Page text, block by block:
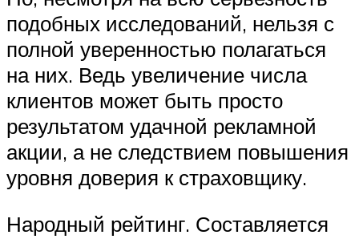
подобных исследований, нельзя с
полной уверенностью полагаться
на них. Ведь увеличение числа
клиентов может быть просто
результатом удачной рекламной
акции, а не следствием повышения
уровня доверия к страховщику.
Народный рейтинг. Составляется